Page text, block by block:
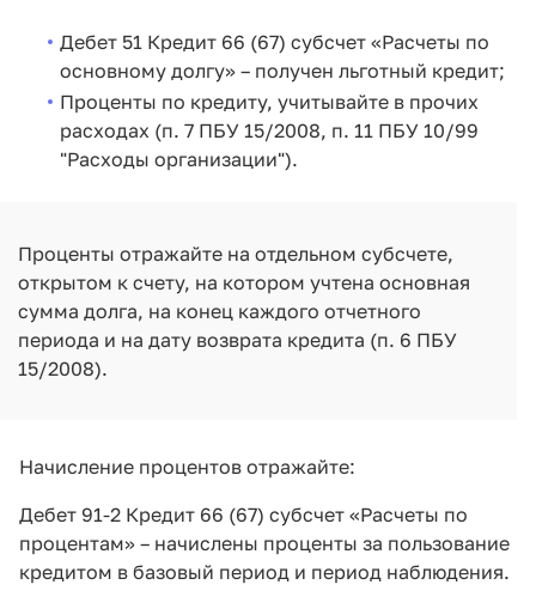
Дебет 51 Кредит 66 (67) субсчет «Расчеты по
основному долгу» – получен льготный кредит;
Проценты по кредиту, учитывайте в прочих
расходах (п. 7 ПБУ 15/2008, п. 11 ПБУ 10/99
"Расходы организации").
Проценты отражайте на отдельном субсчете,
открытом к счету, на котором учтена основная
сумма долга, на конец каждого отчетного
периода и на дату возврата кредита (п. 6 ПБУ
15/2008).
Начисление процентов отражайте:
Дебет 91-2 Кредит 66 (67) субсчет «Расчеты по
процентам» – начислены проценты за пользование
кредитом в базовый период и период наблюдения.